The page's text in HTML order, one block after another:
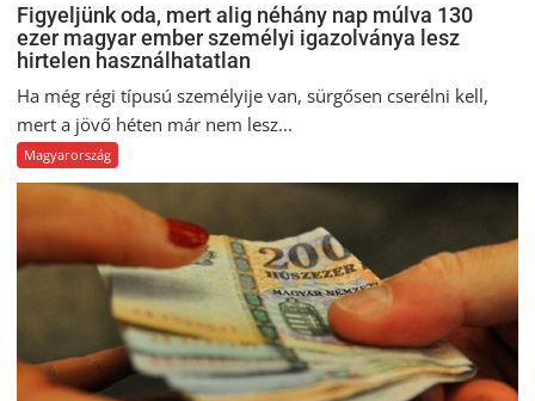
Figyeljünk oda, mert alig néhány nap múlva 130
ezer magyar ember személyi igazolványa lesz
hirtelen használhatatlan
Ha még régi típusú személyije van, sürgősen cserélni kell,
mert a jövő héten már nem lesz...
Magyarország